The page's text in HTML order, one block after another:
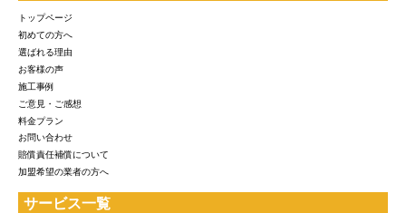
トップページ
初めての方へ
選ばれる理由
お客様の声
施工事例
ご意見・ご感想
料金プラン
お問い合わせ
賠償責任補償について
加盟希望の業者の方へ
サービス一覧